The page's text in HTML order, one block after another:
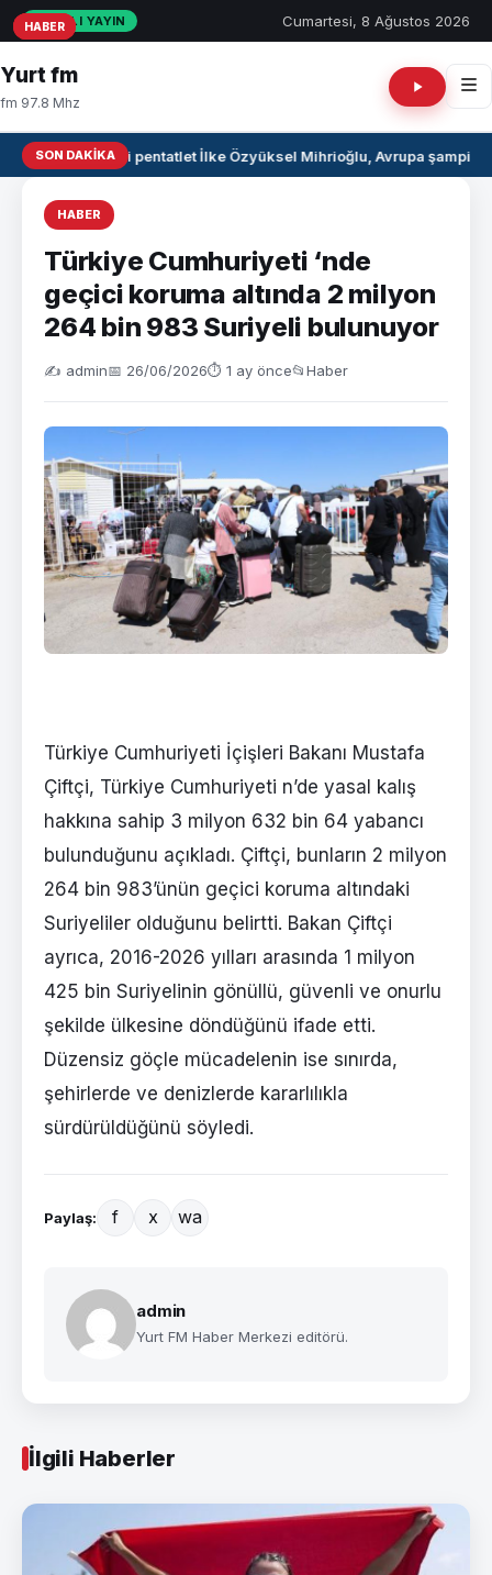
CANLI YAYIN Cumartesi, 8 Ağustos 2026
Yurt fm
fm 97.8 Mhz
SON DAKIKAMilli pentatlet İlke Özyüksel Mihrioğlu, Avrupa
HABER
Türkiye Cumhuriyeti ‘nde
geçici koruma altında 2 milyon
264 bin 983 Suriyeli bulunuyor
✍️ admin📅 26/06/2026⏱ 1 ay önce📂Haber
Türkiye Cumhuriyeti İçişleri Bakanı Mustafa
Çiftçi, Türkiye Cumhuriyeti n’de yasal kalış
hakkına sahip 3 milyon 632 bin 64 yabancı
bulunduğunu açıkladı. Çiftçi, bunların 2 milyon
264 bin 983’ünün geçici koruma altındaki
Suriyeliler olduğunu belirtti. Bakan Çiftçi
ayrıca, 2016-2026 yılları arasında 1 milyon
425 bin Suriyelinin gönüllü, güvenli ve onurlu
şekilde ülkesine döndüğünü ifade etti.
Düzensiz göçle mücadelenin ise sınırda,
şehirlerde ve denizlerde kararlılıkla
sürdürüldüğünü söyledi.
Paylaş: f x wa
admin
Yurt FM Haber Merkezi editörü.
İlgili Haberler
HABER
HABER
HABER